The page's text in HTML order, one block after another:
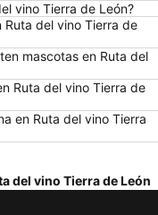
en Cojimies
en Esmeraldas
en Guatemala
en Colombia
vino Tierra de León?
Ruta del vino Tierra de
mascotas en Ruta del
Ruta del vino Tierra de
en Ruta del vino Tierra
del vino Tierra de León